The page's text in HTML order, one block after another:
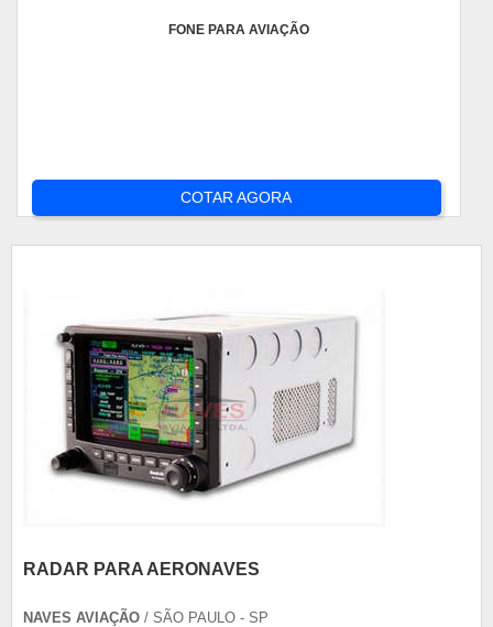
FONE PARA AVIAÇÃO
COTAR AGORA
RADAR PARA AERONAVES
NAVES AVIAÇÃO / SÃO PAULO - SP